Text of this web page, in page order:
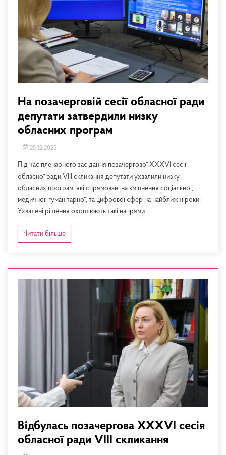
На позачерговій сесії обласної ради
депутати затвердили низку
обласних програм
25.12.2025
Під час пленарного засідання позачергової ХXХVІ сесії
обласної ради VІІІ скликання депутати ухвалили низку
обласних програм, які спрямовані на зміцнення соціальної,
медичної, гуманітарної, та цифрової сфер на найближчі роки.
Ухвалені рішення охоплюють такі напрями:...
Читати більше
Відбулась позачергова XХХVІ сесія
обласної ради VIII скликання